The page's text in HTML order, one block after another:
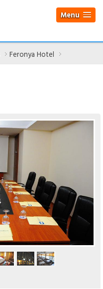
Menu
Feronya Hotel